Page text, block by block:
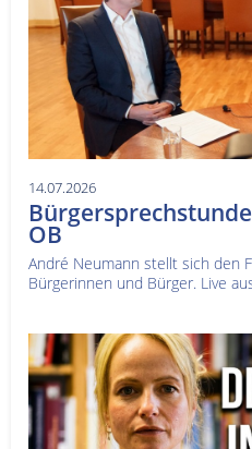
14.07.2026
OB
André Neumann stellt sich den
Bürgerinnen und Bürger. Live